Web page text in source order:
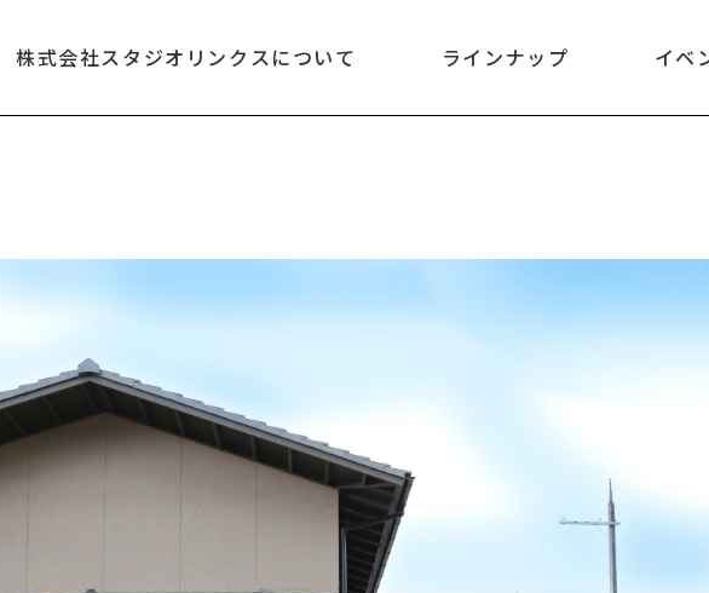
株式会社スタジオリンクスについて ラインナップ イベ